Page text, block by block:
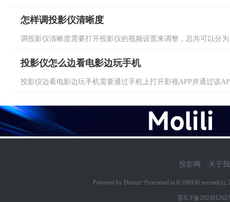
怎样调投影仪清晰度
调投影仪清晰度需要打开投影仪的视频设置来调整，总共可以分
投影仪怎么边看电影边玩手机
投影仪边看电影边玩手机需要通过手机上打开影视APP并通过该
投影网 关于
Powered by Discuz! Processed in 0.198930
苏ICP备